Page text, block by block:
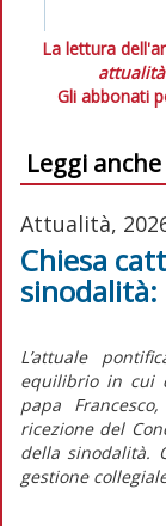
La lettura
Gli abbonati
Leggi anche
Attualità,
Chiesa
L’attuale
equilibrio in cui
papa
ricezione del
della sinodalità.
gestione